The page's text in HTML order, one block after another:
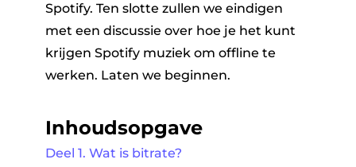
Spotify. Ten slotte zullen we eindigen
met een discussie over hoe je het kunt
krijgen Spotify muziek om offline te
werken. Laten we beginnen.
Inhoudsopgave
Deel 1. Wat is bitrate?